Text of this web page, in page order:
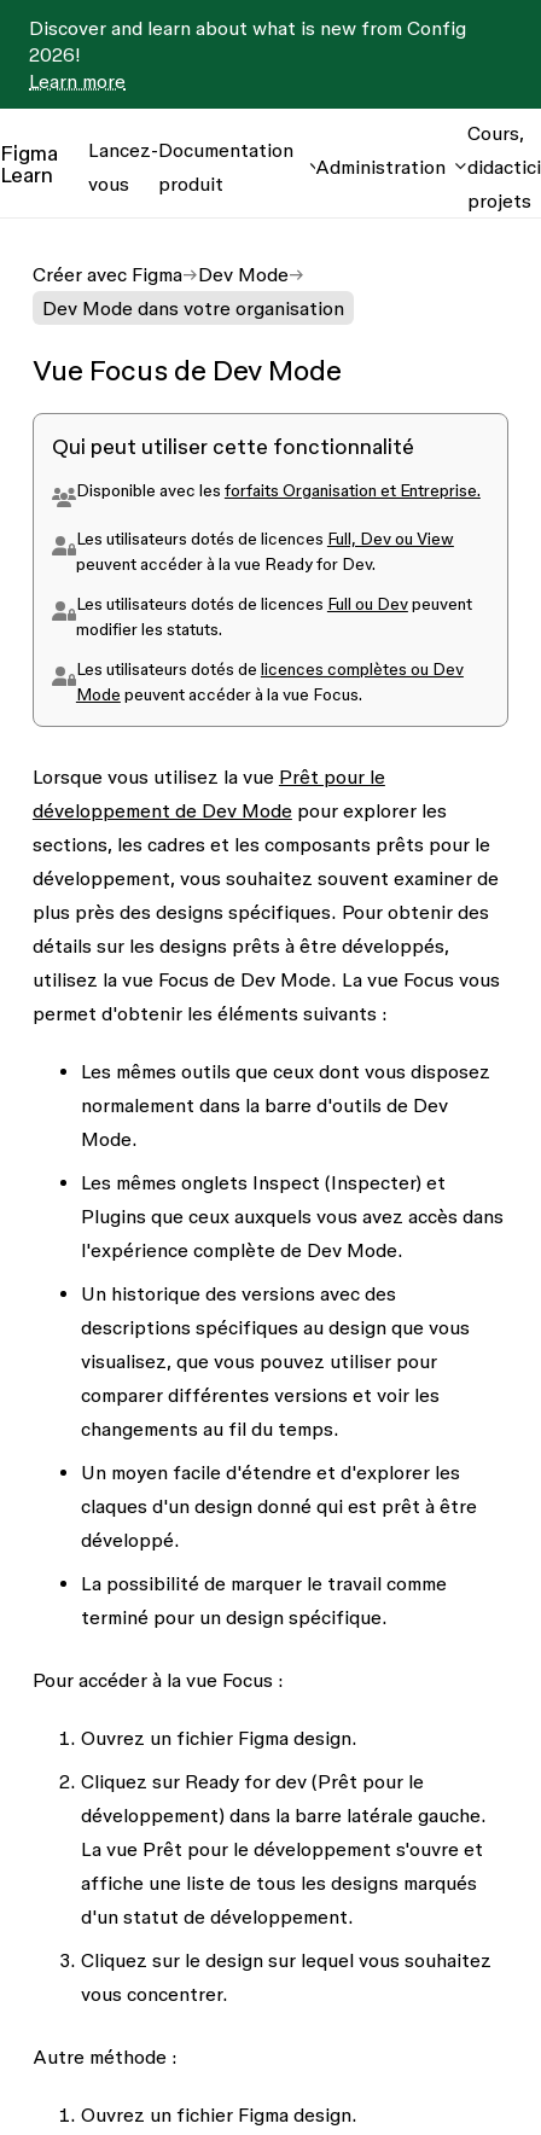
Discover and learn about what is new from Config
2026!
Learn more
Figma
Learn
Lancez-
vous
Documentation
produit
Administration
Cours,
projets
Créer avec Figma
Dev Mode
Dev Mode dans votre organisation
Vue Focus de Dev Mode
Qui peut utiliser cette fonctionnalité
Disponible avec les forfaits Organisation et Entreprise.
Les utilisateurs dotés de licences Full, Dev ou View
peuvent accéder à la vue Ready for Dev.
Les utilisateurs dotés de licences Full ou Devpeuvent
modifier les statuts.
Les utilisateurs dotés de licences complètes ou Dev
Mode peuvent accéder à la vue Focus.
Lorsque vous utilisez la vue Prêt pour le
développement de Dev Modepour explorer les
sections, les cadres et les composants prêts pour le
développement, vous souhaitez souvent examiner de
plus près des designs spécifiques. Pour obtenir des
détails sur les designs prêts à être développés,
utilisez la vue Focus de Dev Mode. La vue Focus vous
permet d'obtenir les éléments suivants :
Les mêmes outils que ceux dont vous disposez
normalement dans la barre d'outils de Dev
Mode.
Les mêmes onglets Inspect (Inspecter) et
Pluginsque ceux auxquels vous avez accès dans
l'expérience complète de Dev Mode.
Un historique des versions avec des
descriptions spécifiques au design que vous
visualisez, que vous pouvez utiliser pour
comparer différentes versions et voir les
changements au fil du temps.
Un moyen facile d'étendre et d'explorer les
claques d'un design donné qui est prêt à être
développé.
La possibilité de marquer le travail comme
terminé pour un design spécifique.
Pour accéder à la vue Focus :
Ouvrez un fichier Figma design.
Cliquez sur Ready for dev(Prêt pour le
développement) dans la barre latérale gauche.
La vue Prêt pour le développement s'ouvre et
affiche une liste de tous les designs marqués
d'un statut de développement.
Cliquez sur le design sur lequel vous souhaitez
vous concentrer.
Autre méthode :
Ouvrez un fichier Figma design.